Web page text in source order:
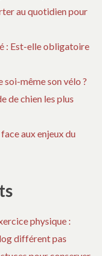
au quotidien pour
: Est-elle obligatoire
même son vélo ?
de chien les plus
aux enjeux du
physique :
différent pas